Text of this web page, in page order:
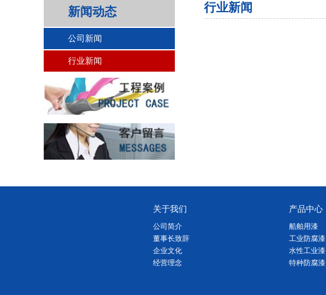
新闻动态
公司新闻
行业新闻
行业新闻
关于我们
公司简介
董事长致辞
企业文化
经营理念
产品中心
船舶用漆
工业防腐漆
水性工业漆
特种防腐漆